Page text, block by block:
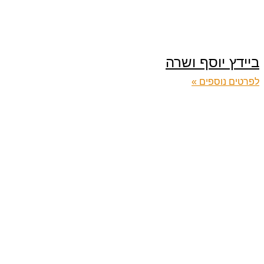
ביידץ יוסף ושרה
לפרטים נוספים »